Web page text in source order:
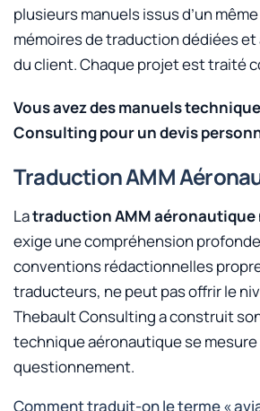
plusieurs manuels issus d’un
mémoires de traduction dédiées
du client. Chaque projet est traité
Vous avez des manuels
Consulting pour un devis
Traduction AMM
Latraduction AMM aéronautique
exige une compréhension
conventions rédactionnelles
traducteurs, ne peut pas offrir le
Thebault Consulting a construit
technique aéronautique se
questionnement.
Comment traduit-on le terme «